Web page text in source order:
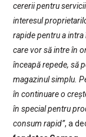
cererii pentru
interesul
rapide pentru a
care vor să intre în
înceapă repede, să
magazinul simplu.
în continuare o
în special pentru
consum rapid”, a